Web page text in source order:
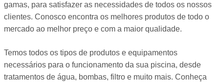
gamas, para satisfazer as necessidades de todos os nossos
clientes. Conosco encontra os melhores produtos de todo o
mercado ao melhor preço e com a maior qualidade.
Temos todos os tipos de produtos e equipamentos
necessários para o funcionamento da sua piscina, desde
tratamentos de água, bombas, filtro e muito mais. Conheça